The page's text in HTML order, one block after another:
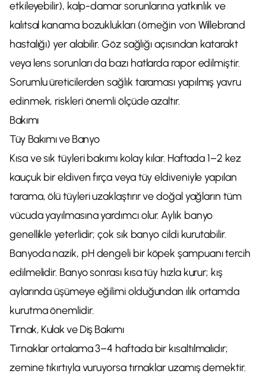
etkileyebilir), kalp-damar sorunlarına yatkınlık ve
kalıtsal kanama bozuklukları (örneğin von Willebrand
hastalığı) yer alabilir. Göz sağlığı açısından katarakt
veya lens sorunları da bazı hatlarda rapor edilmiştir.
Sorumlu üreticilerden sağlık taraması yapılmış yavru
edinmek, riskleri önemli ölçüde azaltır.
Bakımı
Tüy Bakımı ve Banyo
Kısa ve sık tüyleri bakımı kolay kılar. Haftada 1–2 kez
kauçuk bir eldiven fırça veya tüy eldiveniyle yapılan
tarama, ölü tüyleri uzaklaştırır ve doğal yağların tüm
vücuda yayılmasına yardımcı olur. Aylık banyo
genellikle yeterlidir; çok sık banyo cildi kurutabilir.
Banyoda nazik, pH dengeli bir köpek şampuanı tercih
edilmelidir. Banyo sonrası kısa tüy hızla kurur; kış
aylarında üşümeye eğilimi olduğundan ılık ortamda
kurutma önemlidir.
Tırnak, Kulak ve Diş Bakımı
Tırnaklar ortalama 3–4 haftada bir kısaltılmalıdır;
zemine tıkırtıyla vuruyorsa tırnaklar uzamış demektir.